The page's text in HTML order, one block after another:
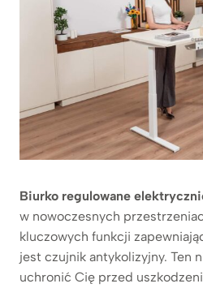
Biurko regulowane
w nowoczesnych
kluczowych funkcji
jest czujnik antykolizyjny. Ten
uchronić Cię przed